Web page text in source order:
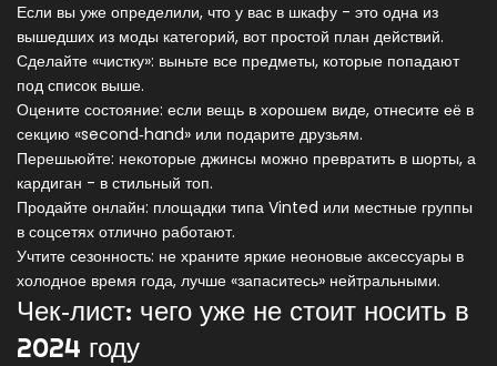
Если вы уже определили, что у вас в шкафу - это одна из
вышедших из моды категорий, вот простой план действий.
Сделайте «чистку»: выньте все предметы, которые попадают
под список выше.
Оцените состояние: если вещь в хорошем виде, отнесите её в
секцию «second‑hand» или подарите друзьям.
Перешьюйте: некоторые джинсы можно превратить в шорты, а
кардиган - в стильный топ.
Продайте онлайн: площадки типа Vinted или местные группы
в соцсетях отлично работают.
Учтите сезонность: не храните яркие неоновые аксессуары в
холодное время года, лучше «запаситесь» нейтральными.
Чек‑лист: чего уже не стоит носить в
2024 году